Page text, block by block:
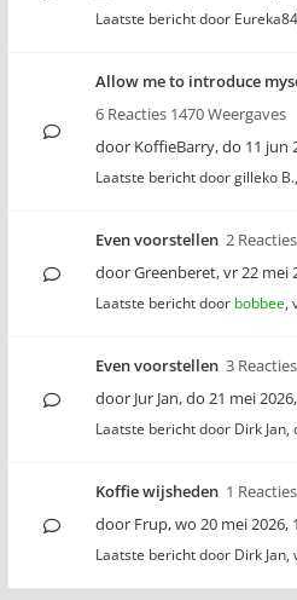
Laatste bericht door Eureka84
Allow me to introduce
6 Reacties 1470 Weergaves
door KoffieBarry,do 11 jun
Laatste bericht doorgilleko B.,
Even voorstellen 2
doorGreenberet,vr 22 mei
Laatste bericht door bobbee,
Even voorstellen 3
door Jur Jan,do 21 mei
Laatste bericht door Dirk Jan,
Koffie wijsheden 1
door Frup,wo 20 mei 2026,
Laatste bericht door Dirk Jan,